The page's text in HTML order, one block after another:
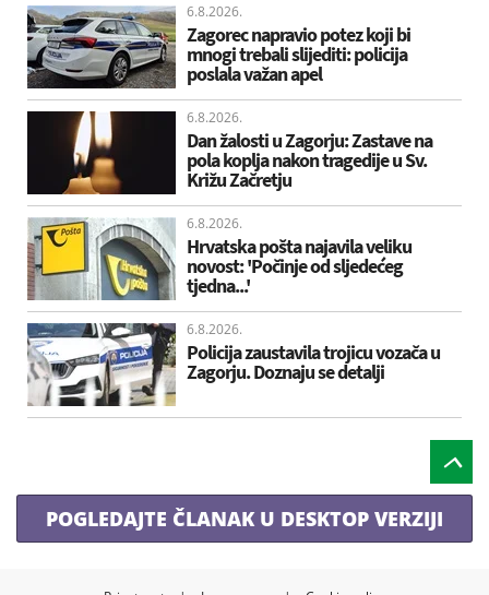
6.8.2026.
Zagorec napravio potez koji bi
mnogi trebali slijediti: policija
poslala važan apel
6.8.2026.
Dan žalosti u Zagorju: Zastave na
pola koplja nakon tragedije u Sv.
Križu Začretju
6.8.2026.
Hrvatska pošta najavila veliku
novost: 'Počinje od sljedećeg
tjedna...'
6.8.2026.
Policija zaustavila trojicu vozača u
Zagorju. Doznaju se detalji
POGLEDAJTE ČLANAK U DESKTOP VERZIJI